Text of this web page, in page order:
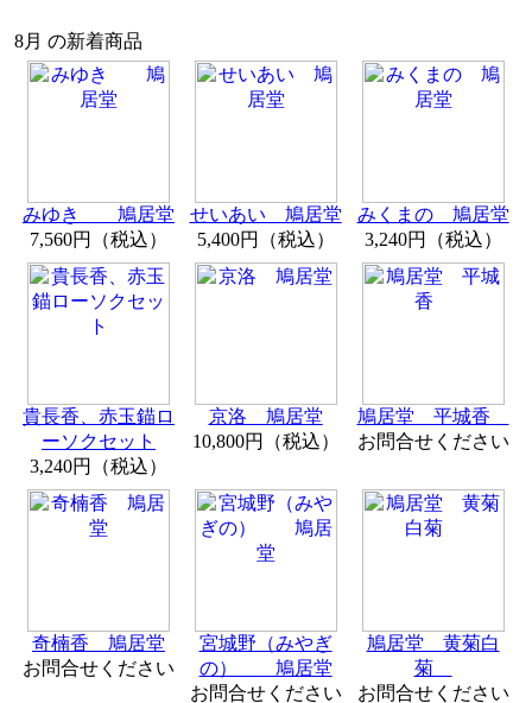
8月 の新着商品
みゆき 鳩居堂
7,560円（税込）
せいあい 鳩居堂
5,400円（税込）
みくまの 鳩居堂
3,240円（税込）
貴長香、赤玉錨ロ
ーソクセット
3,240円（税込）
京洛 鳩居堂
10,800円（税込）
鳩居堂 平城香
お問合せください
奇楠香 鳩居堂
お問合せください
宮城野（みやぎ
の） 鳩居堂
お問合せください
鳩居堂 黄菊白
菊
お問合せください